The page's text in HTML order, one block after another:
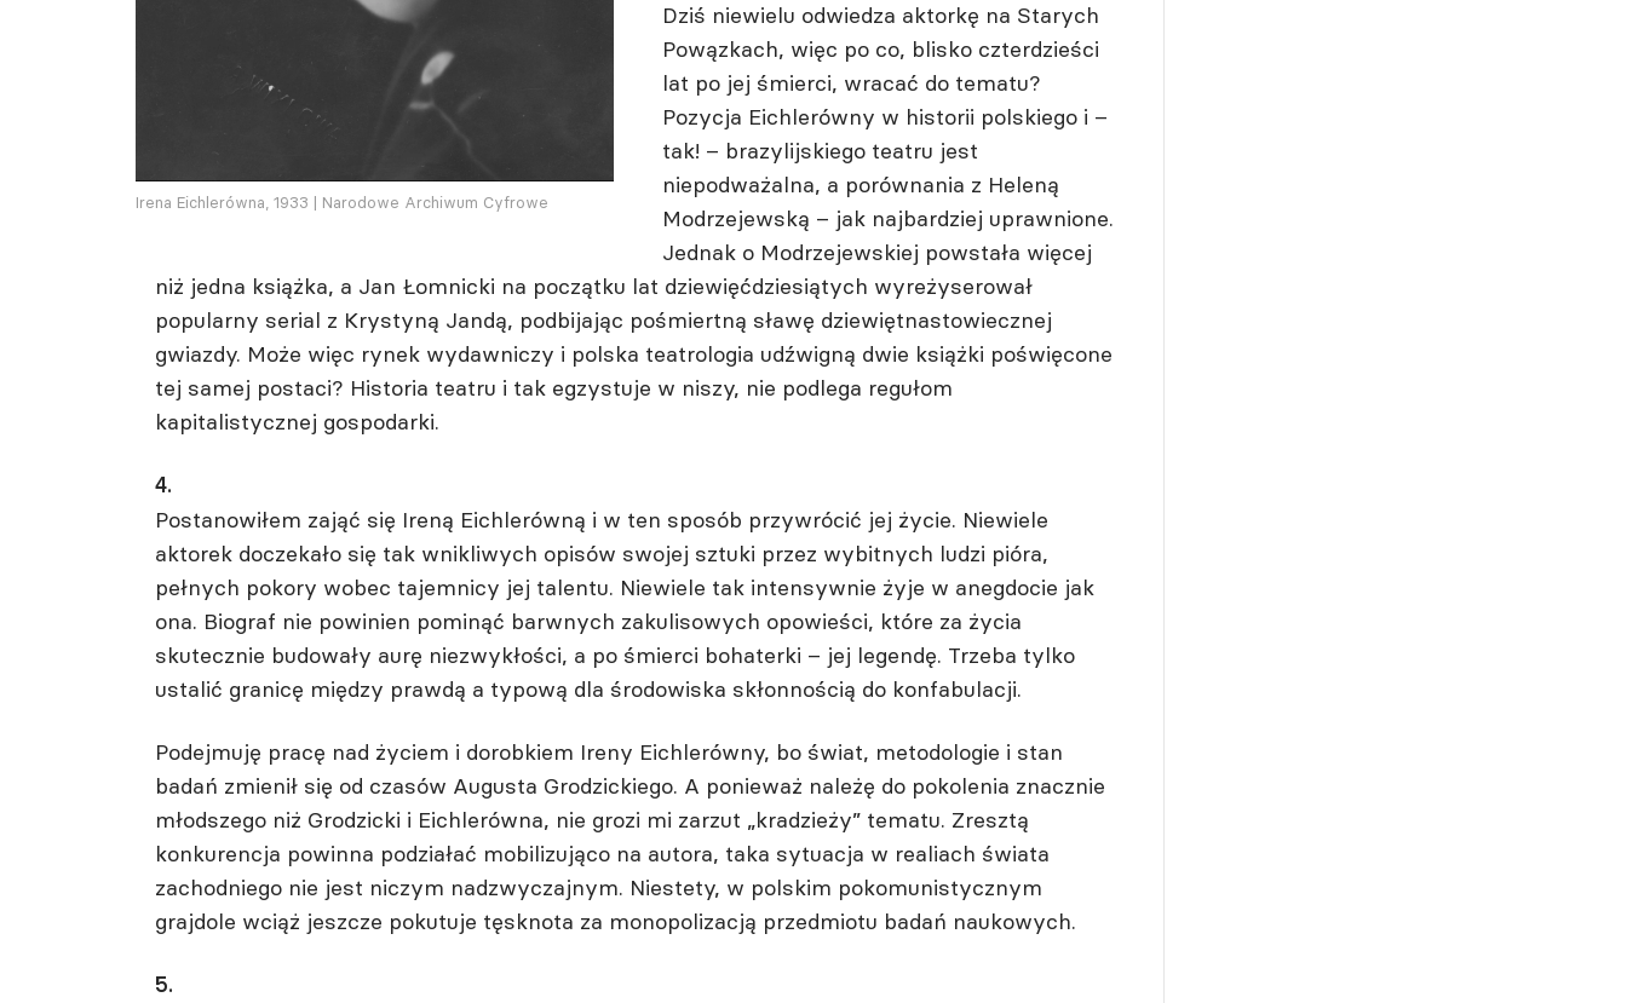
Irena Eichlerówna, 1933 | Narodowe Archiwum Cyfrowe
Dziś niewielu odwiedza aktorkę na Starych
Powązkach, więc po co, blisko czterdzieści
lat po jej śmierci, wracać do tematu?
Pozycja Eichlerówny w historii polskiego i –
tak! – brazylijskiego teatru jest
niepodważalna, a porównania z Heleną
Modrzejewską – jak najbardziej uprawnione.
Jednak o Modrzejewskiej powstała więcej
niż jedna książka, a Jan Łomnicki na początku lat dziewięćdziesiątych wyreżyserował
popularny serial z Krystyną Jandą, podbijając pośmiertną sławę dziewiętnastowiecznej
gwiazdy. Może więc rynek wydawniczy i polska teatrologia udźwigną dwie książki poświęcone
tej samej postaci? Historia teatru i tak egzystuje w niszy, nie podlega regułom
kapitalistycznej gospodarki.
4.
Postanowiłem zająć się Ireną Eichlerówną i w ten sposób przywrócić jej życie. Niewiele
aktorek doczekało się tak wnikliwych opisów swojej sztuki przez wybitnych ludzi pióra,
pełnych pokory wobec tajemnicy jej talentu. Niewiele tak intensywnie żyje w anegdocie jak
ona. Biograf nie powinien pominąć barwnych zakulisowych opowieści, które za życia
skutecznie budowały aurę niezwykłości, a po śmierci bohaterki – jej legendę. Trzeba tylko
ustalić granicę między prawdą a typową dla środowiska skłonnością do konfabulacji.
Podejmuję pracę nad życiem i dorobkiem Ireny Eichlerówny, bo świat, metodologie i stan
badań zmienił się od czasów Augusta Grodzickiego. A ponieważ należę do pokolenia znacznie
młodszego niż Grodzicki i Eichlerówna, nie grozi mi zarzut „kradzieży” tematu. Zresztą
konkurencja powinna podziałać mobilizująco na autora, taka sytuacja w realiach świata
zachodniego nie jest niczym nadzwyczajnym. Niestety, w polskim pokomunistycznym
grajdole wciąż jeszcze pokutuje tęsknota za monopolizacją przedmiotu badań naukowych.
5.